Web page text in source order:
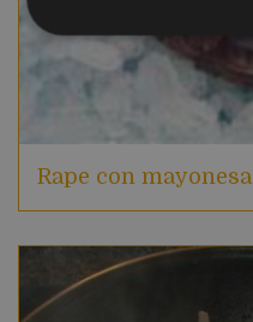
Rape con mayonesa